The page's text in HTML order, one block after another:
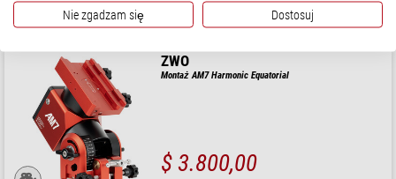
gotowe do wysyłki w24 godziny
ZWO
Montaż AM7 Harmonic Equatorial
$ 3.800,00
Nie zgadzam się Dostosuj